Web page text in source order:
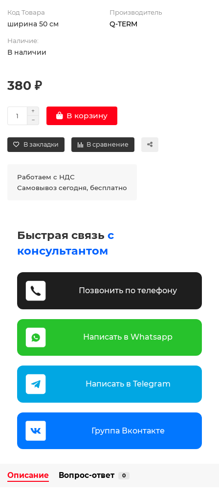
Код Товара
ширина 50 см
Производитель
Q-TERM
Наличие:
В наличии
380 ₽
В корзину
В закладки В сравнение
Работаем с НДС
Самовывоз сегодня, бесплатно
Быстрая связь с
консультантом
Позвонить по телефону
Написать в Whatsapp
Написать в Telegram
Группа Вконтакте
Описание Вопрос-ответ 0